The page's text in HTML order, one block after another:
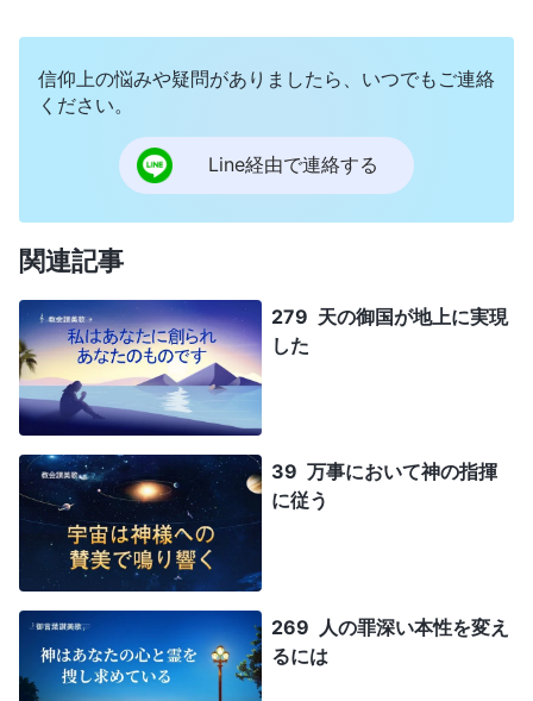
信仰上の悩みや疑問がありましたら、いつでもご連絡
ください。
Line経由で連絡する
関連記事
279 天の御国が地上に実現
した
39 万事において神の指揮
に従う
269 人の罪深い本性を変え
るには